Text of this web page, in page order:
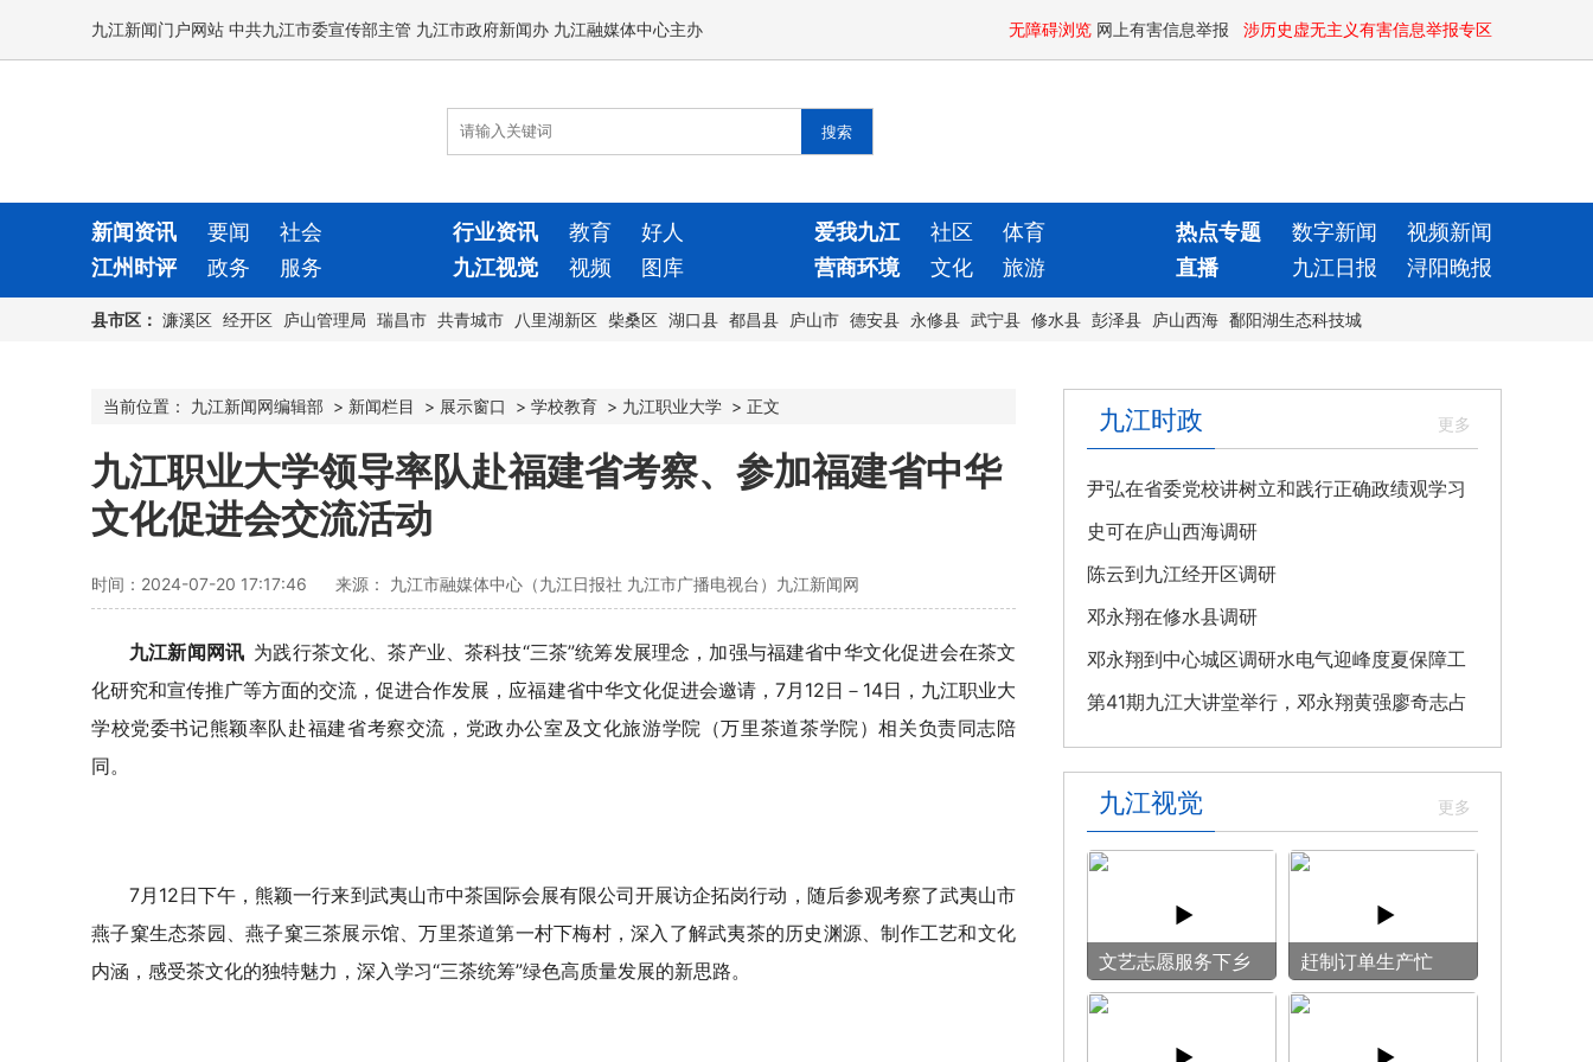
九江新闻门户网站 中共九江市委宣传部主管 九江市政府新闻办 九江融媒体中心主办 无障碍浏览 网上有害信息举报 涉历史虚无主义有害信息举报专区
新闻资讯 要闻 社会 行业资讯 教育 好人 爱我九江 社区 体育 热点专题 数字新闻
视频新闻
江州时评
政务 服务 九江视觉 视频 图库 营商环境 文化 旅游 直播 九江日报 浔阳晚报
县市区： 濂溪区 经开区 庐山管理局 瑞昌市 共青城市 八里湖新区 柴桑区 湖口县 都昌县 庐山市 德安县 永修县 武宁县 修水县 彭泽县 庐山西海 鄱阳湖生态科技城
当前位置： 九江新闻网编辑部 > 新闻栏目 > 展示窗口 > 学校教育 > 九江职业大学 > 正文
九江职业大学领导率队赴福建省考察、参加福建省中华
文化促进会交流活动
时间：2024-07-20 17:17:46 来源： 九江市融媒体中心（九江日报社 九江市广播电视台）九江新闻网
九江新闻网讯 为践行茶文化、茶产业、茶科技“三茶”统筹发展理念，加强与福建省中华文化促进会在茶文
化研究和宣传推广等方面的交流，促进合作发展，应福建省中华文化促进会邀请， 7月 12日 －14日，九江职业大
学校党委书记熊颖率队赴福建省考察交流，党政办公室及文化旅游学院（万里茶道茶学院）相关负责同志陪
同。
7月 12日下午，熊颖一行来到武夷山市中茶国际会展有限公司开展访企拓岗行动，随后参观考察了武夷山市
燕子窠生态茶园、燕子窠三茶展示馆、万里茶道第一村下梅村，深入了解武夷茶的历史渊源、制作工艺和文化
内涵，感受茶文化的独特魅力，深入学习“三茶统筹”绿色高质量发展的新思路。
九江时政
尹弘在省委党校讲树立和践行正确政绩观学习
教育专题党课
史可在庐山西海调研
陈云到九江经开区调研
邓永翔在修水县调研
邓永翔到中心城区调研水电气迎峰度夏保障工
作
第41期九江大讲堂举行，邓永翔黄强廖奇志占
勇出席
九江视觉
文艺志愿服务下乡
用镜头记录乡村笑
赶制订单生产忙